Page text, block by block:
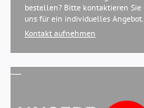
bestellen? Bitte kontaktieren Sie
uns für ein individuelles Angebot.
Kontakt aufnehmen